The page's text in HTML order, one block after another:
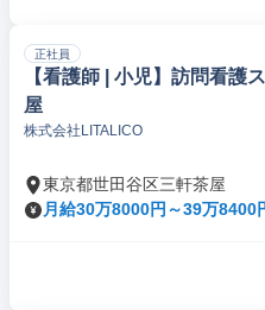
正社員
【看護師 | 小児】訪問看護
屋
株式会社LITALICO
東京都世田谷区三軒茶屋
月給30万8000円～39万8400